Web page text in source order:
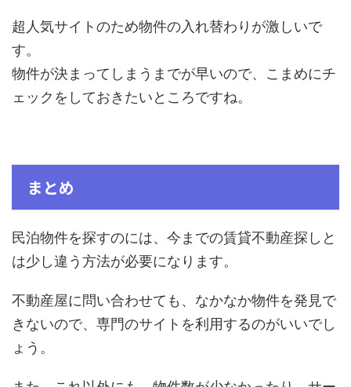
超人気サイトのため物件の入れ替わりが激しいで
す。
物件が決まってしまうまでが早いので、こまめにチ
ェックをしておきたいところですね。
まとめ
民泊物件を探すのには、今までの賃貸不動産探しと
は少し違う方法が必要になります。
不動産屋に問い合わせても、なかなか物件を発見で
きないので、専門のサイトを利用するのがいいでし
ょう。